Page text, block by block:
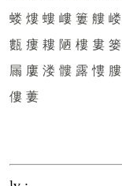
蝼 熡 螻 嶁 簍 艛 嵝
甊 瘻 耬 陋 樓 婁 篓
屚 廔 溇 髏 露 慺 膢
僂 蔞